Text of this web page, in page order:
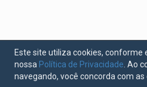
Este site utiliza cookies, conforme
nossa Política de Privacidade . Ao
navegando, você concorda com as